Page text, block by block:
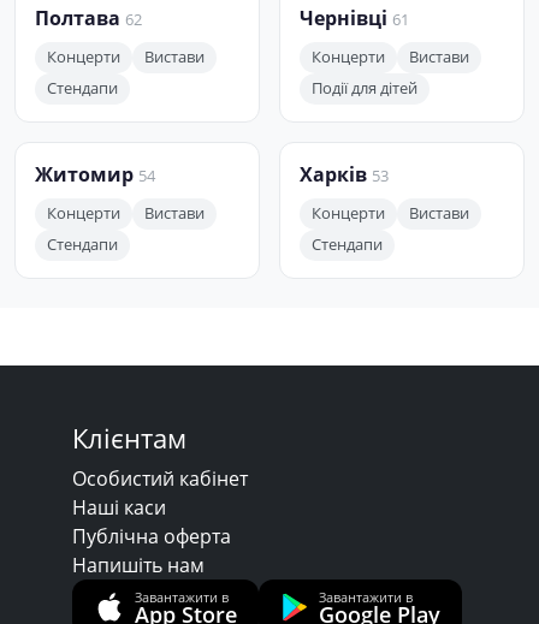
Полтава 62
Концерти
Вистави
Стендапи
Чернівці 61
Концерти
Вистави
Події для дітей
Житомир 54
Концерти
Вистави
Стендапи
Харків 53
Концерти
Вистави
Стендапи
Клієнтам
Особистий кабінет
Наші каси
Публічна оферта
Напишіть нам
Завантажити в
App Store
Завантажити в
Google Play